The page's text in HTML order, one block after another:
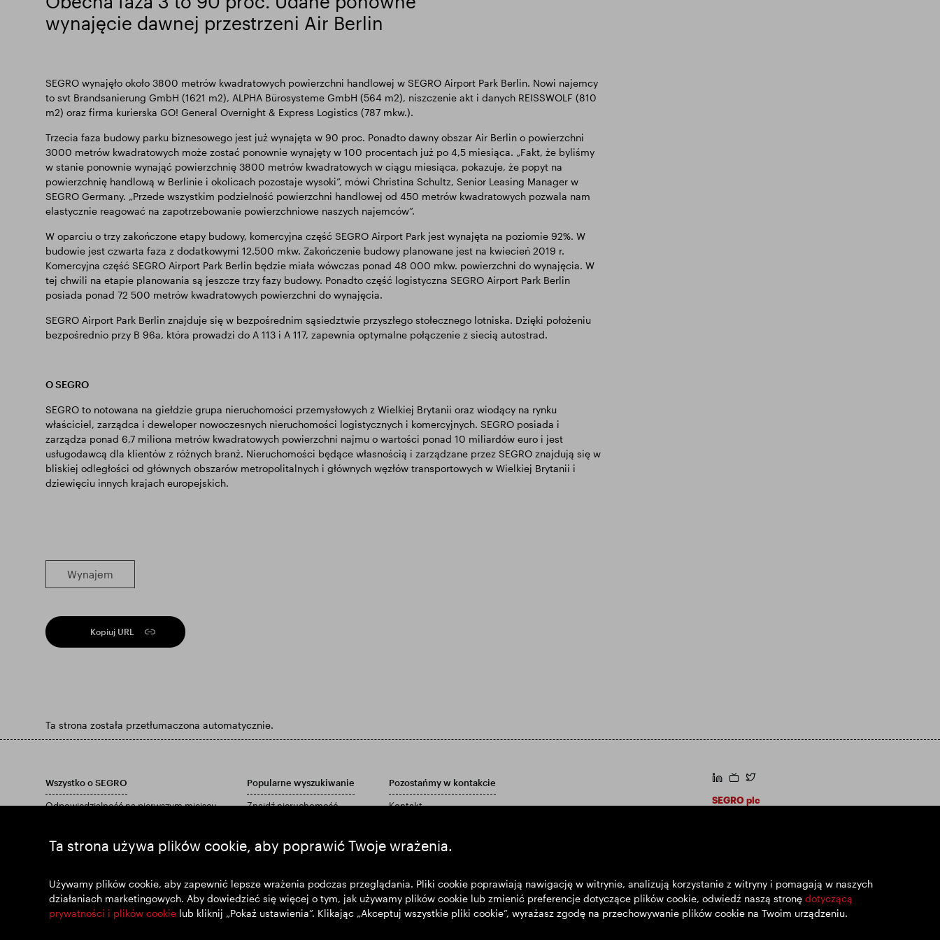
Ta strona używa plików cookie, aby poprawić Twoje wrażenia.
Używamy plików cookie, aby zapewnić lepsze wrażenia podczas przeglądania. Pliki cookie poprawiają nawigację w witrynie, analizują korzystanie z witryny i pomagają w naszych
działaniach marketingowych. Aby dowiedzieć się więcej o tym, jak używamy plików cookie lub zmienić preferencje dotyczące plików cookie, odwiedź naszą stronę dotyczącą
prywatności i plików cookielub kliknij „Pokaż ustawienia”. Klikając „Akceptuj wszystkie pliki cookie”, wyrażasz zgodę na przechowywanie plików cookie na Twoim urządzeniu.
wynajęcie dawnej przestrzeni Air Berlin
SEGRO wynajęło około 3800 metrów kwadratowych powierzchni handlowej w SEGRO Airport Park Berlin. Nowi najemcy
to svt Brandsanierung GmbH (1621 m2), ALPHA Bürosysteme GmbH (564 m2), niszczenie akt i danych REISSWOLF (810
m2) oraz firma kurierska GO! General Overnight & Express Logistics (787 mkw.).
Trzecia faza budowy parku biznesowego jest już wynajęta w 90 proc. Ponadto dawny obszar Air Berlin o powierzchni
3000 metrów kwadratowych może zostać ponownie wynajęty w 100 procentach już po 4,5 miesiąca. „Fakt, że byliśmy
w stanie ponownie wynająć powierzchnię 3800 metrów kwadratowych w ciągu miesiąca, pokazuje, że popyt na
powierzchnię handlową w Berlinie i okolicach pozostaje wysoki”, mówi Christina Schultz, Senior Leasing Manager w
SEGRO Germany. „Przede wszystkim podzielność powierzchni handlowej od 450 metrów kwadratowych pozwala nam
elastycznie reagować na zapotrzebowanie powierzchniowe naszych najemców”.
W oparciu o trzy zakończone etapy budowy, komercyjna część SEGRO Airport Park jest wynajęta na poziomie 92%. W
budowie jest czwarta faza z dodatkowymi 12.500 mkw. Zakończenie budowy planowane jest na kwiecień 2019 r.
Komercyjna część SEGRO Airport Park Berlin będzie miała wówczas ponad 48 000 mkw. powierzchni do wynajęcia. W
tej chwili na etapie planowania są jeszcze trzy fazy budowy. Ponadto część logistyczna SEGRO Airport Park Berlin
posiada ponad 72 500 metrów kwadratowych powierzchni do wynajęcia.
SEGRO Airport Park Berlin znajduje się w bezpośrednim sąsiedztwie przyszłego stołecznego lotniska. Dzięki położeniu
bezpośrednio przy B 96a, która prowadzi do A 113 i A 117, zapewnia optymalne połączenie z siecią autostrad.
O SEGRO
SEGRO to notowana na giełdzie grupa nieruchomości przemysłowych z Wielkiej Brytanii oraz wiodący na rynku
właściciel, zarządca i deweloper nowoczesnych nieruchomości logistycznych i komercyjnych. SEGRO posiada i
zarządza ponad 6,7 miliona metrów kwadratowych powierzchni najmu o wartości ponad 10 miliardów euro i jest
usługodawcą dla klientów z różnych branż. Nieruchomości będące własnością i zarządzane przez SEGRO znajdują się w
bliskiej odległości od głównych obszarów metropolitalnych i głównych węzłów transportowych w Wielkiej Brytanii i
dziewięciu innych krajach europejskich.
Wynajem
Kopiuj URL
Ta strona została przetłumaczona automatycznie.
Wszystko o SEGRO
Odpowiedzialność na pierwszym miejscu
Informacje
Popularne wyszukiwanie
Znajdź nieruchomość
Pobierz nasz raport roczny
Pozostańmy w kontakcie
Kontakt
Powiadomienia email
https://www.linkedin.com/
https://www.youtube.com/
https://twitter.com/segroplc
SEGRO plc